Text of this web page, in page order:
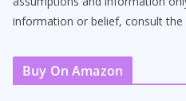
information or belief, consult the
Buy On Amazon